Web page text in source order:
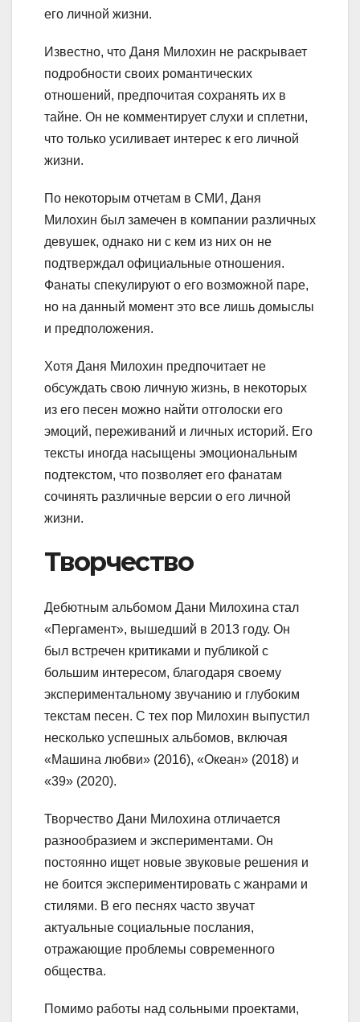
его личной жизни.
Известно, что Даня Милохин не раскрывает
подробности своих романтических
отношений, предпочитая сохранять их в
тайне. Он не комментирует слухи и сплетни,
что только усиливает интерес к его личной
жизни.
По некоторым отчетам в СМИ, Даня
Милохин был замечен в компании различных
девушек, однако ни с кем из них он не
подтверждал официальные отношения.
Фанаты спекулируют о его возможной паре,
но на данный момент это все лишь домыслы
и предположения.
Хотя Даня Милохин предпочитает не
обсуждать свою личную жизнь, в некоторых
из его песен можно найти отголоски его
эмоций, переживаний и личных историй. Его
тексты иногда насыщены эмоциональным
подтекстом, что позволяет его фанатам
сочинять различные версии о его личной
жизни.
Творчество
Дебютным альбомом Дани Милохина стал
«Пергамент», вышедший в 2013 году. Он
был встречен критиками и публикой с
большим интересом, благодаря своему
экспериментальному звучанию и глубоким
текстам песен. С тех пор Милохин выпустил
несколько успешных альбомов, включая
«Машина любви» (2016), «Океан» (2018) и
«39» (2020).
Творчество Дани Милохина отличается
разнообразием и экспериментами. Он
постоянно ищет новые звуковые решения и
не боится экспериментировать с жанрами и
стилями. В его песнях часто звучат
актуальные социальные послания,
отражающие проблемы современного
общества.
Помимо работы над сольными проектами,